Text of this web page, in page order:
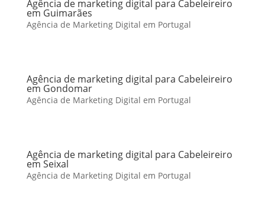
Agência de marketing digital para Cabeleireiro
em Guimarães
Agência de Marketing Digital em Portugal
Agência de marketing digital para Cabeleireiro
em Gondomar
Agência de Marketing Digital em Portugal
Agência de marketing digital para Cabeleireiro
em Seixal
Agência de Marketing Digital em Portugal